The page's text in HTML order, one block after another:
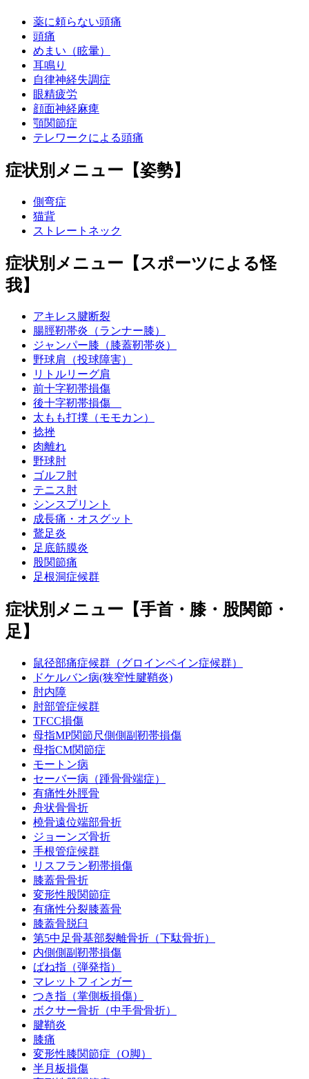
薬に頼らない頭痛
頭痛
めまい（眩暈）
耳鳴り
自律神経失調症
眼精疲労
顔面神経麻痺
顎関節症
テレワークによる頭痛
症状別メニュー【姿勢】
側弯症
猫背
ストレートネック
症状別メニュー【スポーツによる怪
我】
アキレス腱断裂
腸脛靭帯炎（ランナー膝）
ジャンパー膝（膝蓋靭帯炎）
野球肩（投球障害）
リトルリーグ肩
前十字靭帯損傷
後十字靭帯損傷
太もも打撲（モモカン）
捻挫
肉離れ
野球肘
ゴルフ肘
テニス肘
シンスプリント
成長痛・オスグット
鵞足炎
足底筋膜炎
股関節痛
足根洞症候群
症状別メニュー【手首・膝・股関節・
足】
鼠径部痛症候群（グロインペイン症候群）
ドケルバン病(狭窄性腱鞘炎)
肘内障
肘部管症候群
TFCC損傷
母指MP関節尺側側副靭帯損傷
母指CM関節症
モートン病
セーバー病（踵骨骨端症）
有痛性外脛骨
舟状骨骨折
橈骨遠位端部骨折
ジョーンズ骨折
手根管症候群
リスフラン靭帯損傷
膝蓋骨骨折
変形性股関節症
有痛性分裂膝蓋骨
膝蓋骨脱臼
第5中足骨基部裂離骨折（下駄骨折）
内側側副靭帯損傷
ばね指（弾発指）
マレットフィンガー
つき指（掌側板損傷）
ボクサー骨折（中手骨骨折）
腱鞘炎
膝痛
変形性膝関節症（O脚）
半月板損傷